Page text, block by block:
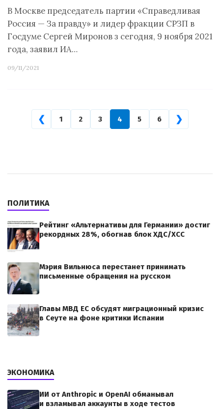
В Москве председатель партии «Справедливая
Россия — За правду» и лидер фракции СРЗП в
Госдуме Сергей Миронов з сегодня, 9 ноября 2021
года, заявил ИА…
09/11/2021
❮ 1 2 3 4 5 6 ❯
ПОЛИТИКА
Рейтинг «Альтернативы для Германии» достиг
рекордных 28%, обогнав блок ХДС/ХСС
Мэрия Вильнюса перестанет принимать
письменные обращения на русском
Главы МВД ЕС обсудят миграционный кризис
в Сеуте на фоне критики Испании
ЭКОНОМИКА
ИИ от Anthropic и OpenAI обманывал
и взламывал аккаунты в ходе тестов